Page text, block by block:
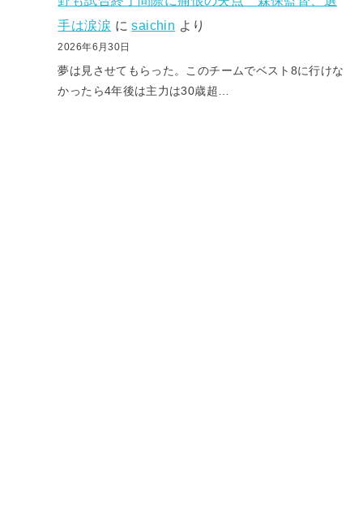
手は涙涙 にsaichin より
2026年6月30日
夢は見させてもらった。このチームでベスト8に行けな
かったら4年後は主力は30歳超…